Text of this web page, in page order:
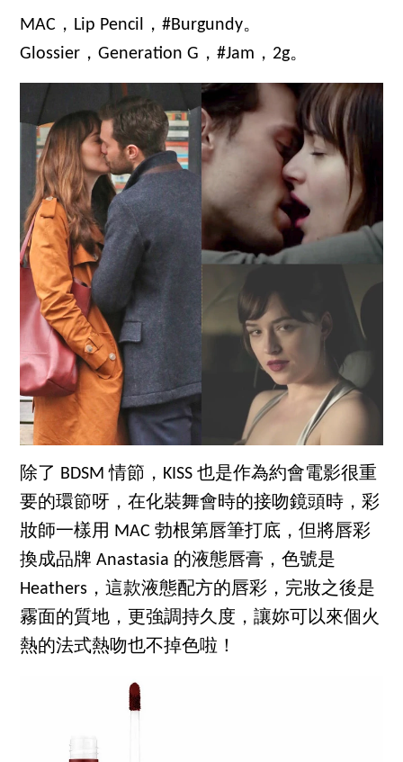
MAC，Lip Pencil，#Burgundy。
Glossier，Generation G，#Jam，2g。
除了 BDSM 情節，KISS 也是作為約會電影很重
要的環節呀，在化裝舞會時的接吻鏡頭時，彩
妝師一樣用 MAC 勃根第唇筆打底，但將唇彩
換成品牌 Anastasia 的液態唇膏，色號是
Heathers，這款液態配方的唇彩，完妝之後是
霧面的質地，更強調持久度，讓妳可以來個火
熱的法式熱吻也不掉色啦！